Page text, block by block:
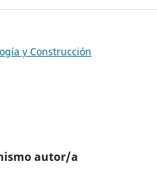
y Construcción
autor/a